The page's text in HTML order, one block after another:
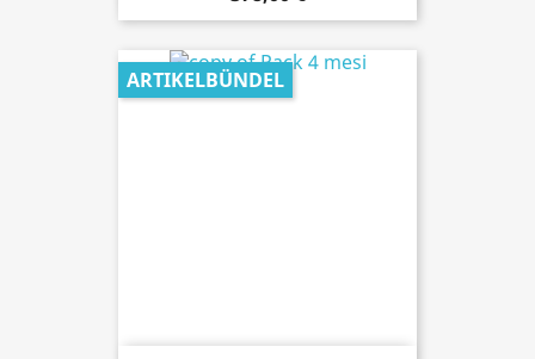
ARTIKELBÜNDEL